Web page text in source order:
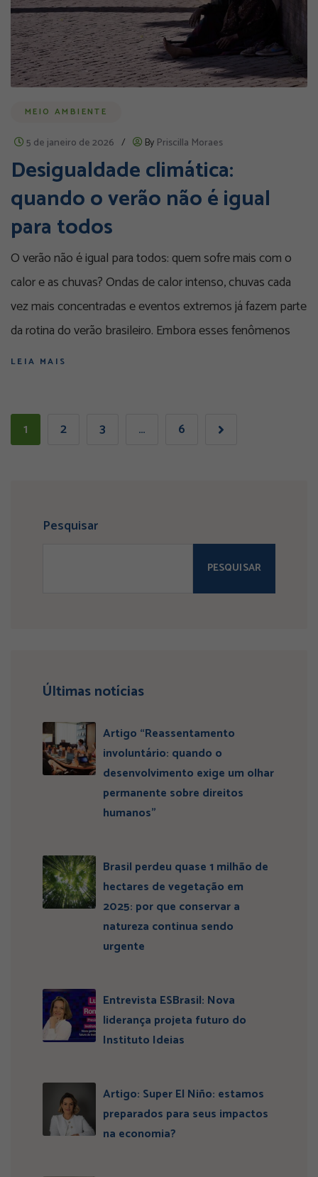
MEIO AMBIENTE
5 de janeiro de 2026 / By Priscilla Moraes
Desigualdade climática:
quando o verão não é igual
para todos
O verão não é igual para todos: quem sofre mais com o
calor e as chuvas? Ondas de calor intenso, chuvas cada
vez mais concentradas e eventos extremos já fazem parte
da rotina do verão brasileiro. Embora esses fenômenos
LEIA MAIS
1 2 3 … 6
Pesquisar
PESQUISAR
Últimas notícias
Artigo “Reassentamento
involuntário: quando o
desenvolvimento exige um olhar
permanente sobre direitos
humanos”
Brasil perdeu quase 1 milhão de
hectares de vegetação em
2025: por que conservar a
natureza continua sendo
urgente
Entrevista ESBrasil: Nova
liderança projeta futuro do
Instituto Ideias
Artigo: Super El Niño: estamos
preparados para seus impactos
na economia?